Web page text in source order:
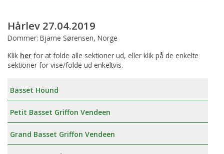
Hårlev 27.04.2019
Dommer: Bjarne Sørensen, Norge
Klik her for at folde alle sektioner ud, eller klik på de enkelte
sektioner for vise/folde ud enkeltvis.
Basset Hound
Petit Basset Griffon Vendeen
Grand Basset Griffon Vendeen